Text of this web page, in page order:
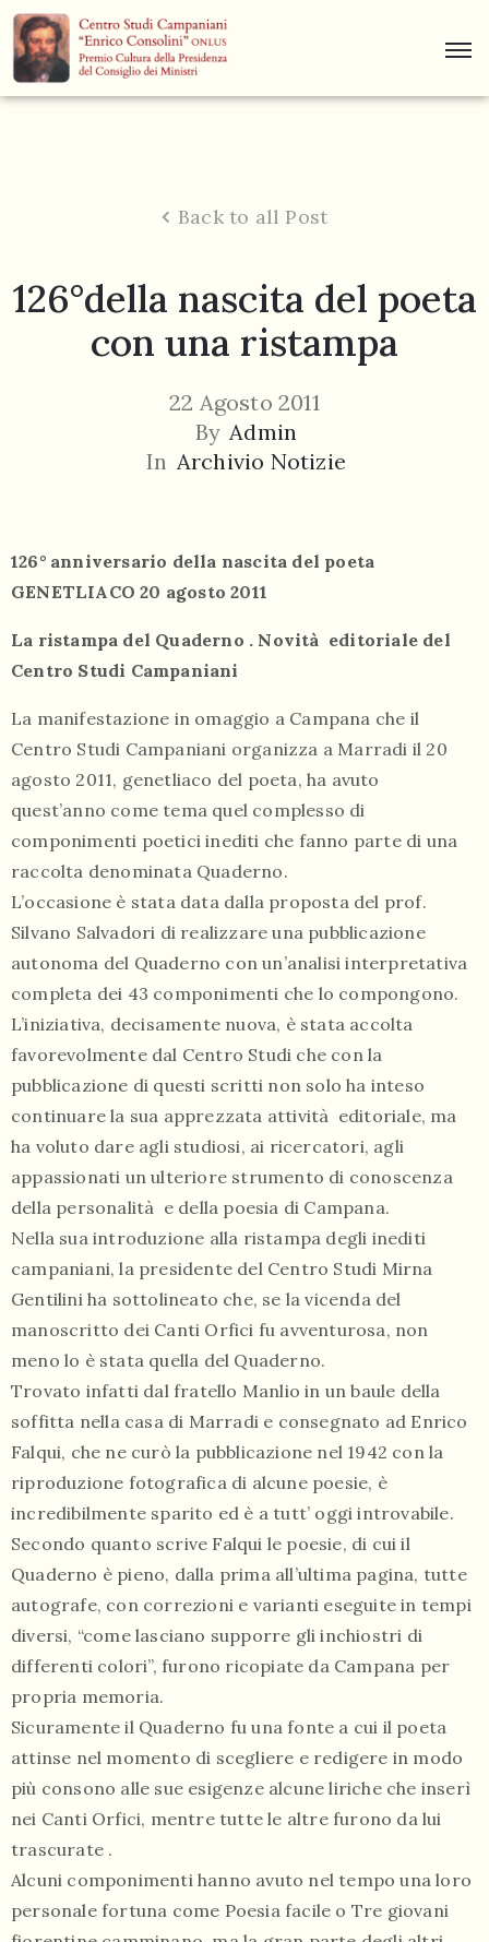
Centro
Museo
055
5943
centrocampana@tiscali.it
Back to all Post
126°della nascita del poeta
con una ristampa
22 Agosto 2011
By Admin
In Archivio Notizie
126° anniversario della nascita del poeta
GENETLIACO 20 agosto 2011
La ristampa del Quaderno . Novità editoriale del
Centro Studi Campaniani
La manifestazione in omaggio a Campana che il
Centro Studi Campaniani organizza a Marradi il 20
agosto 2011, genetliaco del poeta, ha avuto
quest’anno come tema quel complesso di
componimenti poetici inediti che fanno parte di una
raccolta denominata Quaderno.
L’occasione è stata data dalla proposta del prof.
Silvano Salvadori di realizzare una pubblicazione
autonoma del Quaderno con un’analisi interpretativa
completa dei 43 componimenti che lo compongono.
L’iniziativa, decisamente nuova, è stata accolta
favorevolmente dal Centro Studi che con la
pubblicazione di questi scritti non solo ha inteso
continuare la sua apprezzata attività editoriale, ma
ha voluto dare agli studiosi, ai ricercatori, agli
appassionati un ulteriore strumento di conoscenza
della personalità e della poesia di Campana.
Nella sua introduzione alla ristampa degli inediti
campaniani, la presidente del Centro Studi Mirna
Gentilini ha sottolineato che, se la vicenda del
manoscritto dei Canti Orfici fu avventurosa, non
meno lo è stata quella del Quaderno.
Trovato infatti dal fratello Manlio in un baule della
soffitta nella casa di Marradi e consegnato ad Enrico
Falqui, che ne curò la pubblicazione nel 1942 con la
riproduzione fotografica di alcune poesie, è
incredibilmente sparito ed è a tutt’ oggi introvabile.
Secondo quanto scrive Falqui le poesie, di cui il
Quaderno è pieno, dalla prima all’ultima pagina, tutte
autografe, con correzioni e varianti eseguite in tempi
diversi, “come lasciano supporre gli inchiostri di
differenti colori”, furono ricopiate da Campana per
propria memoria.
Sicuramente il Quaderno fu una fonte a cui il poeta
attinse nel momento di scegliere e redigere in modo
più consono alle sue esigenze alcune liriche che inserì
nei Canti Orfici, mentre tutte le altre furono da lui
trascurate .
Alcuni componimenti hanno avuto nel tempo una loro
personale fortuna come Poesia facile o Tre giovani